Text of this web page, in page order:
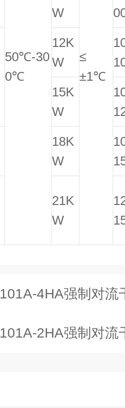
50℃-30
0℃
≤
±1℃
W
12K
W
15K
W
18K
W
21K
W
101A-4HA强制对流
101A-2HA强制对流干